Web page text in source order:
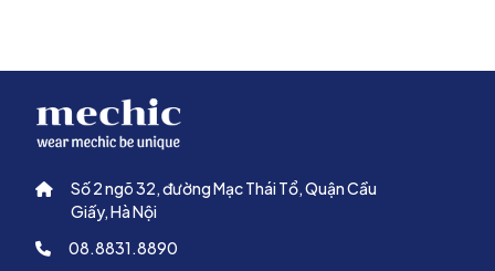
sự thoải mái và tính thẩm mỹ. Người mặc nên dựa vào các số đo
cơ bản như chiều cao, cân nặng, vòng ngực và vòng eo để đối
Với những người thường xuyên di chuyển, cúi người hoặc làm việc
liên tục, nên ưu tiên size vừa người, không quá chật để đảm bảo
sự linh hoạt. Nhờ đặc tính co giãn 4 chiều, scrubs vẫn mang lại
Số 2 ngõ 32, đường Mạc Thái Tổ, Quận Cầu
Giấy, Hà Nội
08.8831.8890